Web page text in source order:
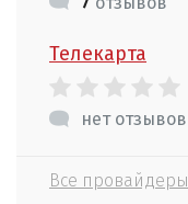
Телекарта
нет отзывов
Все провайдеры